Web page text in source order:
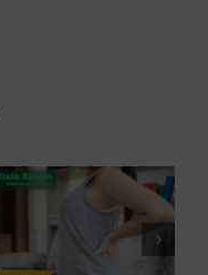
Penyebab
dan
Solusinya